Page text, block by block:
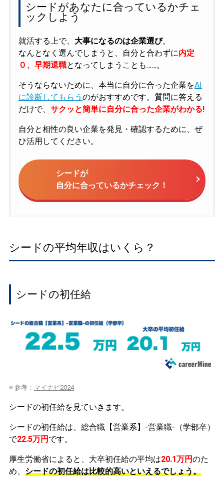
シードがあなたに合っているかチェ
ックしよう
就活する上で、 大事になるのは企業選び。
なんとなく選んでしまうと、自分と合わずに内定
０、早期退職となってしまうことも……。
そうならないために、本当に自分に合った企業をAI
に診断してもらう のがおすすめです。質問に答える
だけで、 サクッと簡単に自分に合った企業がわかる!
自分と相性の良い企業を発見・確認するために、ぜ
ひ活用してください。
シードが
自分に合っているかチェック！
シードの平均年収はいくら？
シードの初任給
※ 参考： マイナビ2024
シードの初任給を見ていきます。
シードの初任給は、総合職【営業系】-営業職-（学部卒）
で22.5万円 です。
厚生労働省によると、大卒初任給の平均は20.1万円のた
め、 シードの初任給は比較的高いといえるでしょう。